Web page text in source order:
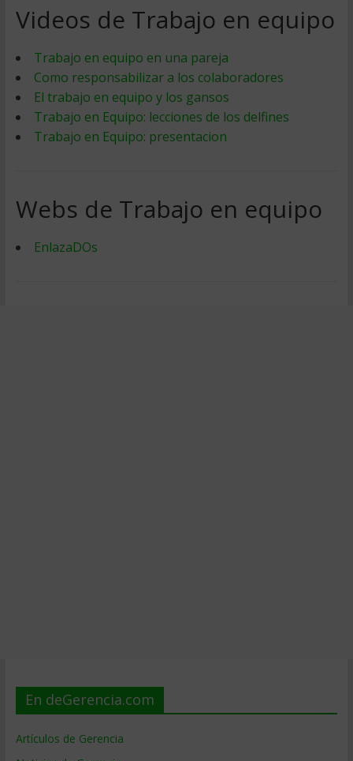
Videos de Trabajo en equipo
Trabajo en equipo en una pareja
Como responsabilizar a los colaboradores
El trabajo en equipo y los gansos
Trabajo en Equipo: lecciones de los delfines
Trabajo en Equipo: presentacion
Webs de Trabajo en equipo
EnlazaDOs
En deGerencia.com
Artículos de Gerencia